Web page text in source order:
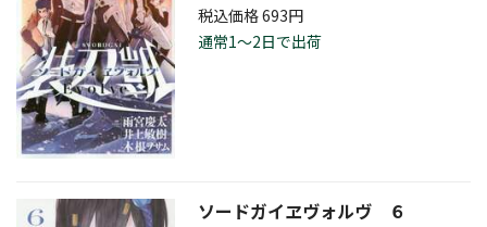
在庫状況
価格帯
税込価格 693円
通常1～2日で出荷
ソードガイヱヴォルヴ ６